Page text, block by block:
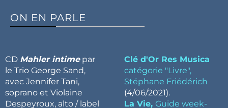
ON EN PARLE
CD Mahler intimepar
le Trio George Sand,
avec Jennifer Tani,
soprano et Violaine
Despeyroux, alto / label
Clé d'Or Res Musica
catégorie "Livre",
Stéphane Friédérich
(4/06/2021).
La Vie, Guide week-